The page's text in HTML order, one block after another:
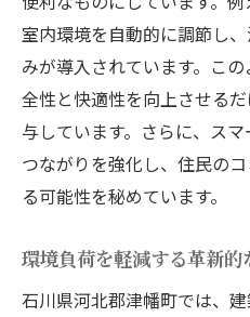
室内環境を自動的に調節し
みが導入されています。こ
全性と快適性を向上させる
与しています。さらに、ス
つながりを強化し、住民の
る可能性を秘めています。
環境負荷を軽減する革新的
石川県河北郡津幡町では、